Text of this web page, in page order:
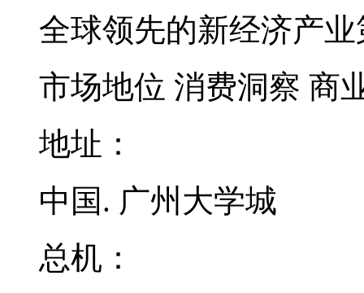
全球领先的新经济产
市场地位 消费洞察 商
地址：
中国. 广州大学城
总机：